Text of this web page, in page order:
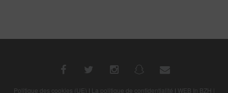
Politique des cookies (UE) | La politique de confidentialité | WEB In BZH |